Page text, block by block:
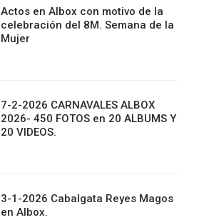
Actos en Albox con motivo de la
celebración del 8M. Semana de la
Mujer
7-2-2026 CARNAVALES ALBOX
2026- 450 FOTOS en 20 ALBUMS Y
20 VIDEOS.
3-1-2026 Cabalgata Reyes Magos
en Albox.